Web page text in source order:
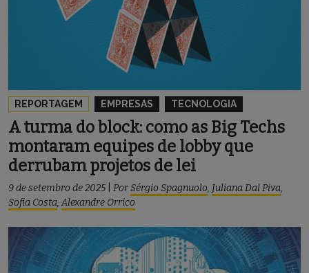
REPORTAGEM EMPRESAS TECNOLOGIA
A turma do block: como as Big Techs
montaram equipes de lobby que
derrubam projetos de lei
9 de setembro de 2025 PorSérgio Spagnuolo, Juliana Dal Piva,
Sofia Costa,Alexandre Orrico